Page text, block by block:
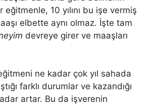
eğitmenle, 10 yılını bu işe vermiş
elbette aynı olmaz. İşte tam
devreye girer ve maaşları
ne kadar çok yıl sahada
farklı durumlar ve kazandığı
artar. Bu da işverenin